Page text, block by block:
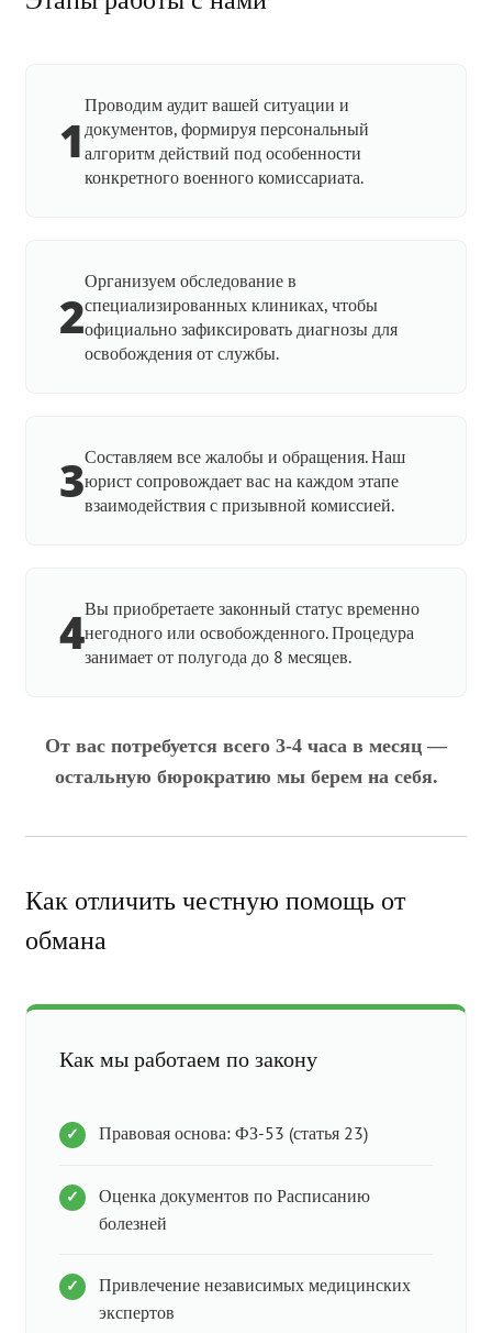
1
Проводим аудит вашей ситуации и
документов, формируя персональный
алгоритм действий под особенности
конкретного военного комиссариата.
2
Организуем обследование в
специализированных клиниках, чтобы
официально зафиксировать диагнозы для
освобождения от службы.
3Составляем все жалобы и обращения. Наш
юрист сопровождает вас на каждом этапе
взаимодействия с призывной комиссией.
4Вы приобретаете законный статус временно
негодного или освобожденного. Процедура
занимает от полугода до 8 месяцев.
От вас потребуется всего 3-4 часа в месяц —
остальную бюрократию мы берем на себя.
Как отличить честную помощь от
обмана
Как мы работаем по закону
Правовая основа: ФЗ-53 (статья 23)
Оценка документов по Расписанию
болезней
Привлечение независимых медицинских
экспертов